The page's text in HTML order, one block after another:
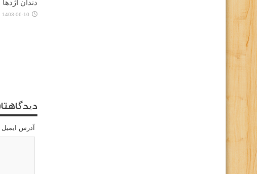
دندان
1403-06-10
آدرس ایمیل